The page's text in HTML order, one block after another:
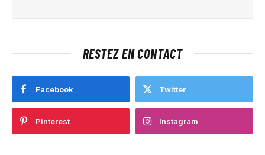
RESTEZ EN CONTACT
Facebook Twitter
Pinterest Instagram